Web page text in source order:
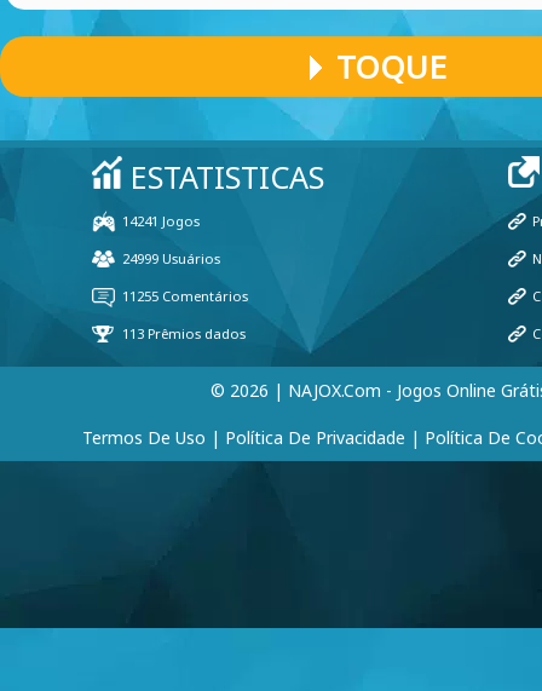
TOQUE
© 2026 | NAJOX.com - Jogos Online
Termos De Uso | Política De Privacidade | Política De